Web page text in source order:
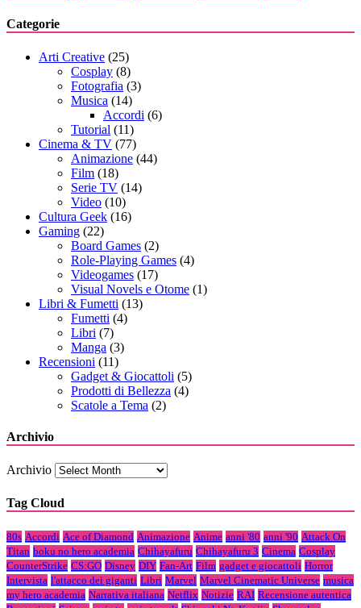
Categorie
Arti Creative (25)
Cosplay (8)
Fotografia (3)
Musica (14)
Accordi (6)
Tutorial (11)
Cinema & TV (77)
Animazione (44)
Film (18)
Serie TV (14)
Video (10)
Cultura Geek (16)
Gaming (22)
Board Games (2)
Role-Playing Games (4)
Videogames (17)
Visual Novels e Otome (1)
Libri & Fumetti (13)
Fumetti (4)
Libri (7)
Manga (3)
Recensioni (11)
Gadget & Giocattoli (5)
Prodotti di Bellezza (4)
Scatole a Tema (2)
Archivio
Archivio
Tag Cloud
80s Accordi Ace of Diamond Animazione Anime anni '80 anni '90 Attack On
Titan boku no hero academia Chihayafuru Chihayafuru 3 Cinema Cosplay
CounterStrike CS:GO Disney DIY Fan-Art Film gadget e giocattoli Horror
Intervista l'attacco dei giganti Libri Marvel Marvel Cinematic Universe musica
my hero academia Narrativa italiana Netflix Notizie RAI Recensione autentica